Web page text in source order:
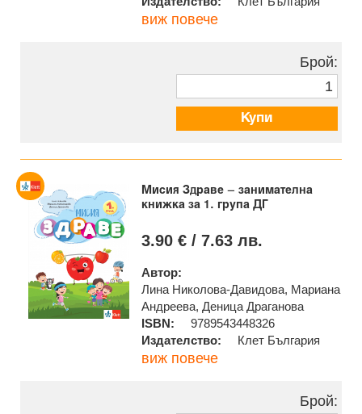
виж повече
Брой:
Купи
Мисия Здраве – занимателна
книжка за 1. група ДГ
3.90 € / 7.63 лв.
Автор:
Лина Николова-Давидова, Мариана
Андреева, Деница Драганова
ISBN:
9789543448326
Издателство:
Клет България
виж повече
Брой: